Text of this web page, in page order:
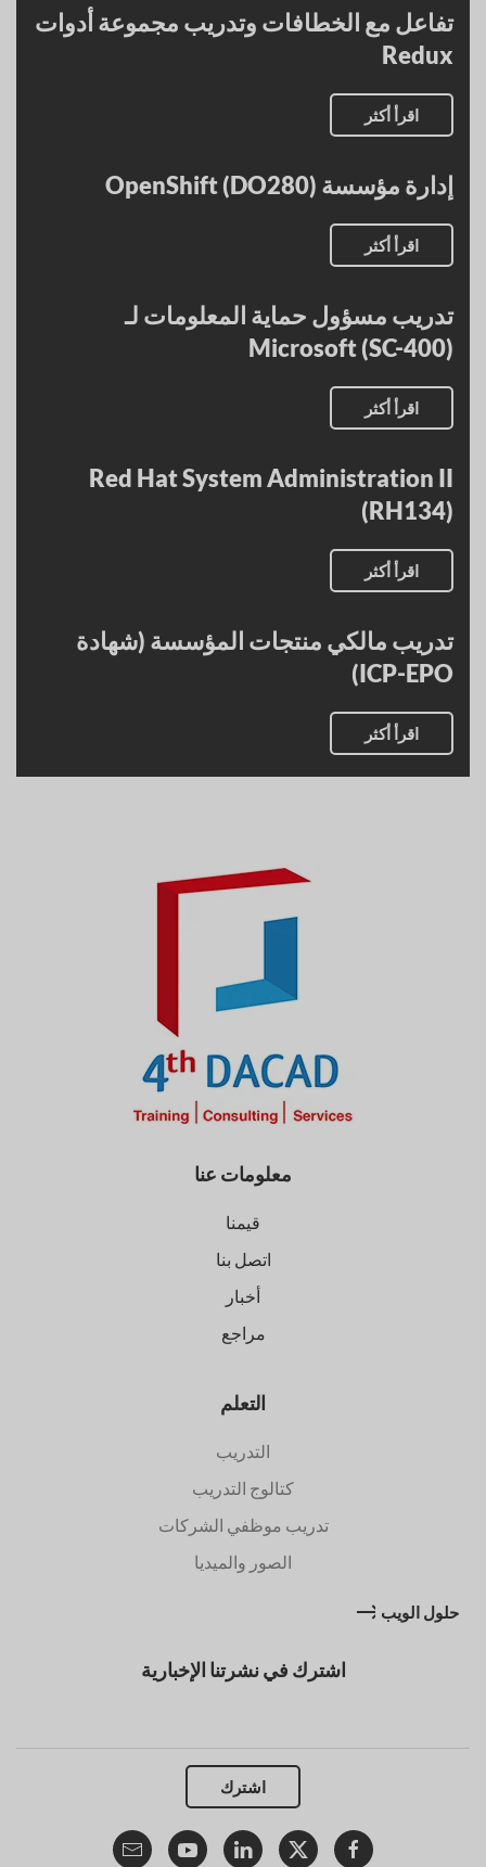
تفاعل مع الخطافات وتدريب مجموعة أدوات
Redux
اقرأ أكثر
إدارة مؤسسة OpenShift (DO280)
اقرأ أكثر
تدريب مسؤول حماية المعلومات لـ
Microsoft (SC-400)
اقرأ أكثر
Red Hat System Administration II
(RH134)
اقرأ أكثر
تدريب مالكي منتجات المؤسسة (شهادة
ICP-EPO)
اقرأ أكثر
معلومات عنا
قيمنا
اتصل بنا
أخبار
مراجع
التعلم
التدريب
كتالوج التدريب
تدريب موظفي الشركات
الصور والميديا
حلول الويب
اشترك في نشرتنا الإخبارية
اشترك